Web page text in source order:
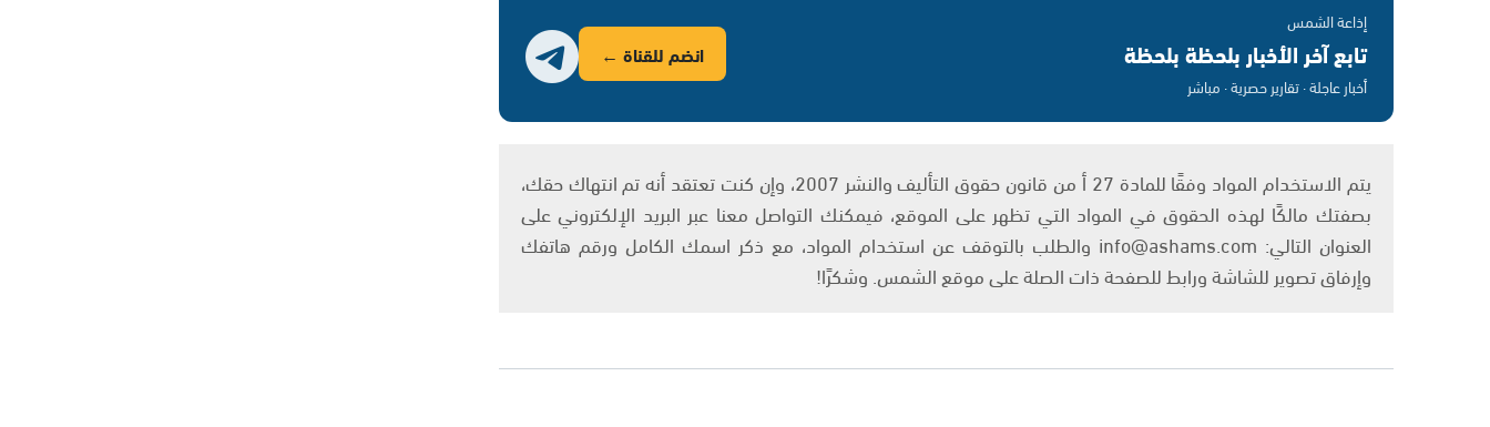
إذاعة الشمس
تابع آخر الأخبار بلحظة بلحظة
أخبار عاجلة · تقارير حصرية · مباشر
انضم للقناة ←
يتم الاستخدام المواد وفقًا للمادة 27 أ من قانون حقوق التأليف والنشر 2007، وإن كنت تعتقد أنه تم انتهاك حقك،
بصفتك مالكًا لهذه الحقوق في المواد التي تظهر على الموقع، فيمكنك التواصل معنا عبر البريد الإلكتروني على
العنوان التالي: info@ashams.com والطلب بالتوقف عن استخدام المواد، مع ذكر اسمك الكامل ورقم هاتفك
وإرفاق تصوير للشاشة ورابط للصفحة ذات الصلة على موقع الشمس. وشكرًا!